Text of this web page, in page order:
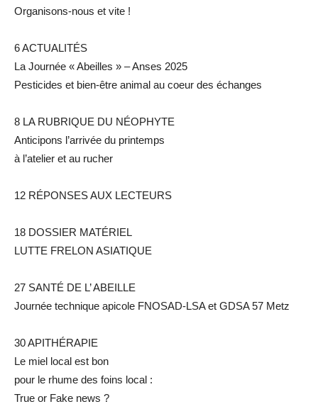
Organisons-nous et vite !
6 ACTUALITÉS
La Journée « Abeilles » – Anses 2025
Pesticides et bien-être animal au coeur des échanges
8 LA RUBRIQUE DU NÉOPHYTE
Anticipons l’arrivée du printemps
à l’atelier et au rucher
12 RÉPONSES AUX LECTEURS
18 DOSSIER MATÉRIEL
LUTTE FRELON ASIATIQUE
27 SANTÉ DE L’ ABEILLE
Journée technique apicole FNOSAD-LSA et GDSA 57 Metz
30 APITHÉRAPIE
Le miel local est bon
pour le rhume des foins local :
True or Fake news ?